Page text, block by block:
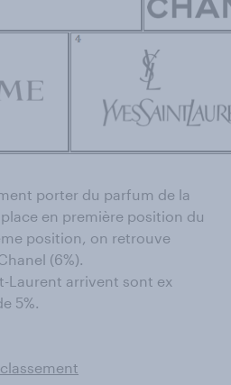
porter du parfum de la
en première position du
position, on retrouve
(6%).
Laurent arrivent sont ex
5%.